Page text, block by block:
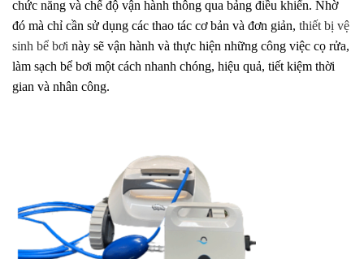
chức năng và chế độ vận hành thông qua bảng điều khiển. Nhờ
đó mà chỉ cần sử dụng các thao tác cơ bản và đơn giản, thiết bị vệ
sinh bể bơi này sẽ vận hành và thực hiện những công việc cọ rửa,
làm sạch bể bơi một cách nhanh chóng, hiệu quả, tiết kiệm thời
gian và nhân công.